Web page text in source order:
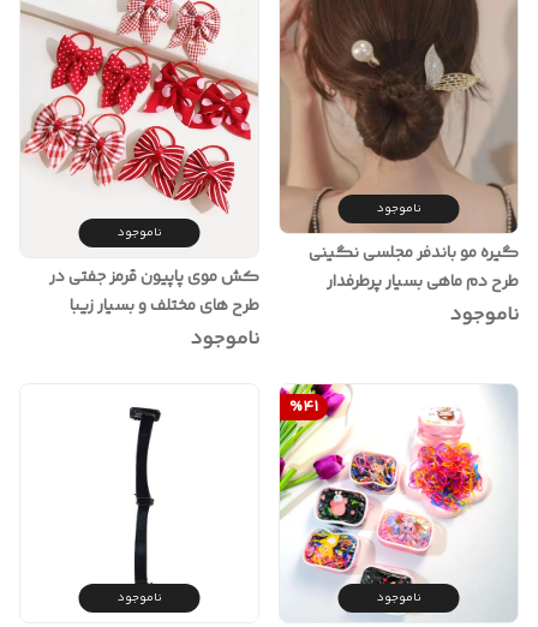
ناموجود
گیره مو باندفر مجلسی نگینی
طرح دم ماهی بسیار پرطرفدار
ناموجود
ناموجود
کش موی پاپیون قرمز جفتی در
طرح های مختلف و بسیار زیبا
ناموجود
%41
ناموجود ناموجود